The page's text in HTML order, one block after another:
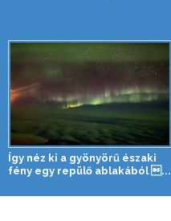
Így néz ki a gyönyörű északi
fény egy repülő ablakából ...